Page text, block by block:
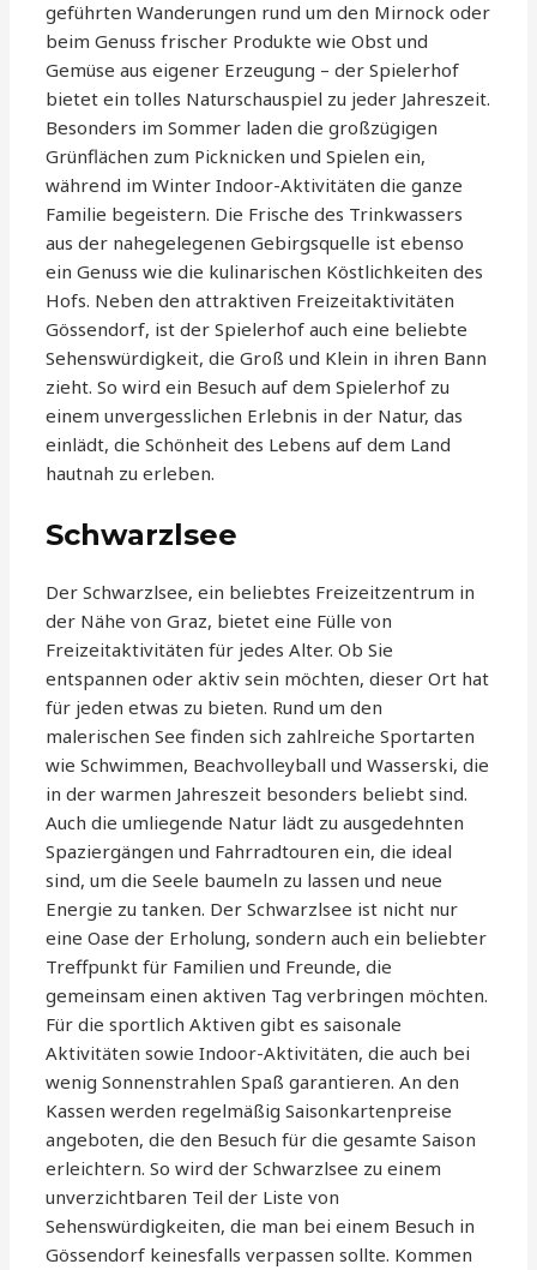
geführten Wanderungen rund um den Mirnock oder
beim Genuss frischer Produkte wie Obst und
Gemüse aus eigener Erzeugung – der Spielerhof
bietet ein tolles Naturschauspiel zu jeder Jahreszeit.
Besonders im Sommer laden die großzügigen
Grünflächen zum Picknicken und Spielen ein,
während im Winter Indoor-Aktivitäten die ganze
Familie begeistern. Die Frische des Trinkwassers
aus der nahegelegenen Gebirgsquelle ist ebenso
ein Genuss wie die kulinarischen Köstlichkeiten des
Hofs. Neben den attraktiven Freizeitaktivitäten
Gössendorf, ist der Spielerhof auch eine beliebte
Sehenswürdigkeit, die Groß und Klein in ihren Bann
zieht. So wird ein Besuch auf dem Spielerhof zu
einem unvergesslichen Erlebnis in der Natur, das
einlädt, die Schönheit des Lebens auf dem Land
hautnah zu erleben.
Schwarzlsee
Der Schwarzlsee, ein beliebtes Freizeitzentrum in
der Nähe von Graz, bietet eine Fülle von
Freizeitaktivitäten für jedes Alter. Ob Sie
entspannen oder aktiv sein möchten, dieser Ort hat
für jeden etwas zu bieten. Rund um den
malerischen See finden sich zahlreiche Sportarten
wie Schwimmen, Beachvolleyball und Wasserski, die
in der warmen Jahreszeit besonders beliebt sind.
Auch die umliegende Natur lädt zu ausgedehnten
Spaziergängen und Fahrradtouren ein, die ideal
sind, um die Seele baumeln zu lassen und neue
Energie zu tanken. Der Schwarzlsee ist nicht nur
eine Oase der Erholung, sondern auch ein beliebter
Treffpunkt für Familien und Freunde, die
gemeinsam einen aktiven Tag verbringen möchten.
Für die sportlich Aktiven gibt es saisonale
Aktivitäten sowie Indoor-Aktivitäten, die auch bei
wenig Sonnenstrahlen Spaß garantieren. An den
Kassen werden regelmäßig Saisonkartenpreise
angeboten, die den Besuch für die gesamte Saison
erleichtern. So wird der Schwarzlsee zu einem
unverzichtbaren Teil der Liste von
Sehenswürdigkeiten, die man bei einem Besuch in
Gössendorf keinesfalls verpassen sollte. Kommen